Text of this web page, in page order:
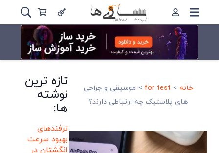
خانه >
for test
> موسیقی و جراحی
های پلاستیک چه ارتباطی دارند؟
تازه ترین
نوشته
ها:
ترفندهای
بهبود سرعت
انگشتان در